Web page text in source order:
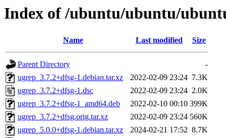
Index of /ubuntu/ubuntu/
Name Last modified Size
Parent Directory
-
ugrep_3.7.2+dfsg-1.debian.tar.xz
2022-02-09 23:24 7.3K
ugrep_3.7.2+dfsg-1.dsc
2022-02-09 23:24 2.0K
ugrep_3.7.2+dfsg-1_amd64.deb
2022-02-10 00:10 399K
ugrep_3.7.2+dfsg.orig.tar.xz
2022-02-09 23:24 560K
ugrep_5.0.0+dfsg-1.debian.tar.xz
2024-02-21 17:52 8.7K